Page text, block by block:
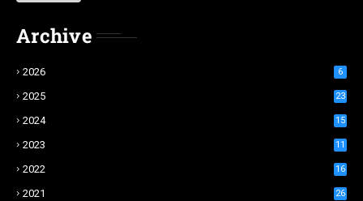
Archive
2026 6
2025 23
2024 15
2023 11
2022 16
2021 26